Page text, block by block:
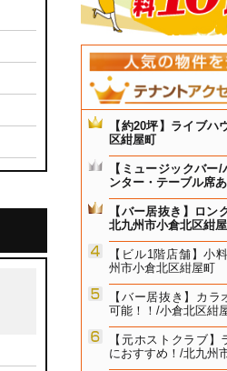
【約20坪】ライブハ
区紺屋町
【ミュージックバー
ンター・テーブル席
【バー居抜き】ロン
北九州市小倉北区紺
【ビル1階店舗】小
州市小倉北区紺屋町
【バー居抜き】カ
可能！！/小倉北区紺
【元ホストクラブ
におすすめ！/北九州